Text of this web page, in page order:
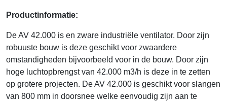
Productinformatie:
De AV 42.000 is en zware industriële ventilator. Door zijn
robuuste bouw is deze geschikt voor zwaardere
omstandigheden bijvoorbeeld voor in de bouw. Door zijn
hoge luchtopbrengst van 42.000 m3/h is deze in te zetten
op grotere projecten. De AV 42.000 is geschikt voor slangen
van 800 mm in doorsnee welke eenvoudig zijn aan te